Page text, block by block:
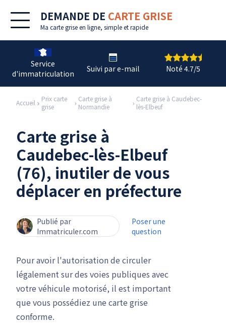
DEMANDE DE CARTE GRISE
Ma carte grise en ligne, simple et rapide
Service
d'immatriculation
Suivi par e-mail Noté 4.7/5
Accueil
Prix carte
grise
Carte grise à
Normandie
Carte grise à Caudebec-
lès-Elbeuf
Carte grise à
Caudebec-lès-Elbeuf
(76), inutiler de vous
déplacer en préfecture
Publié par
Immatriculer.com
Poser une
question
Pour avoir l'autorisation de circuler
légalement sur des voies publiques avec
votre véhicule motorisé, il est important
que vous possédiez une carte grise
conforme.